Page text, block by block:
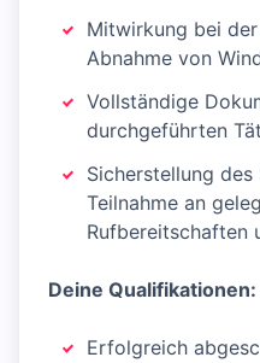
Mitwirkung bei
Abnahme von
Vollständige
durchgeführten
Sicherstellung
Teilnahme an
Rufbereitschaften
Deine Qualifikationen:
Erfolgreich